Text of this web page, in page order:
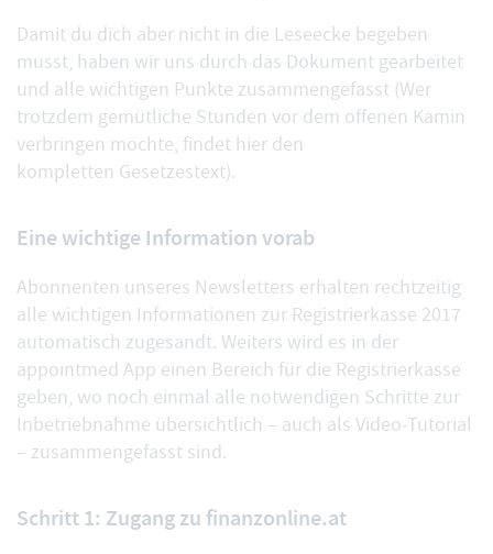
Damit du dich aber nicht in die Leseecke begeben
musst, haben wir uns durch das Dokument gearbeitet
und alle wichtigen Punkte zusammengefasst (Wer
trotzdem gemütliche Stunden vor dem offenen Kamin
verbringen möchte, findet hier den
kompletten Gesetzestext).
Eine wichtige Information vorab
Abonnenten unseres Newsletters erhalten rechtzeitig
alle wichtigen Informationen zur Registrierkasse 2017
automatisch zugesandt. Weiters wird es in der
appointmed App einen Bereich für die Registrierkasse
geben, wo noch einmal alle notwendigen Schritte zur
Inbetriebnahme übersichtlich – auch als Video-Tutorial
– zusammengefasst sind.
Schritt 1: Zugang zu finanzonline.at